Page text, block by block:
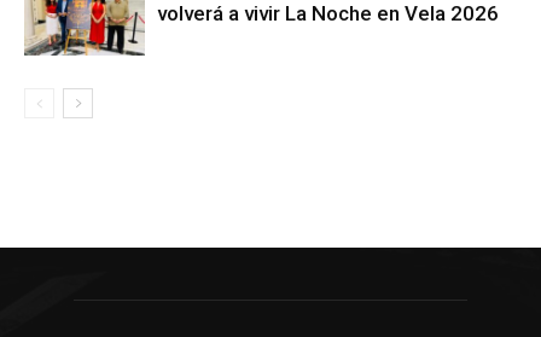
volverá a vivir La Noche en Vela 2026